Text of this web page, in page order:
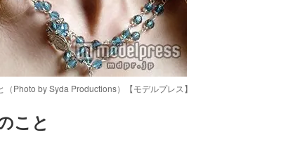
Photo by Syda Productions）【モデルプレス】
こと